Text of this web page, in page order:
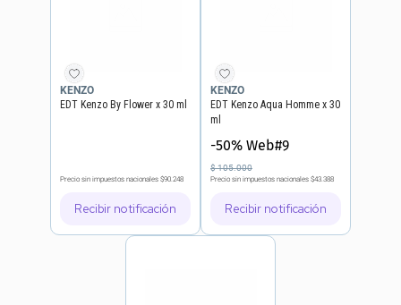
KENZO
EDT Kenzo By Flower x 30 ml
Precio sin impuestos nacionales $90.248
Recibir notificación
KENZO
EDT Kenzo Aqua Homme x 30
ml
-50% Web#9
$105.000
Precio sin impuestos nacionales $43.388
Recibir notificación